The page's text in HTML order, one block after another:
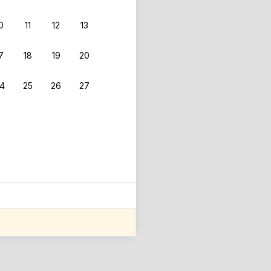
11 12 13
18 19 20
25 26 27